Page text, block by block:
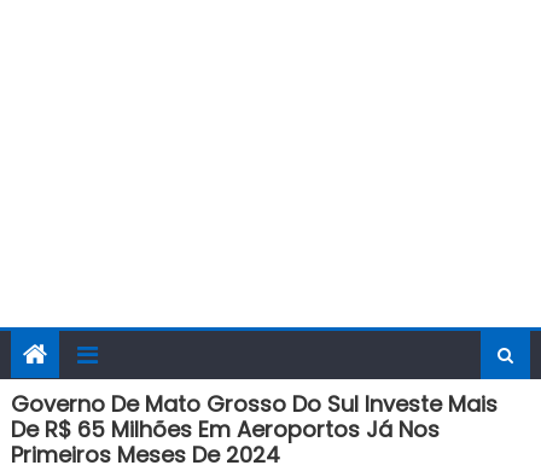
Governo De Mato Grosso Do Sul Investe Mais
De R$ 65 Milhões Em Aeroportos Já Nos
Primeiros Meses De 2024